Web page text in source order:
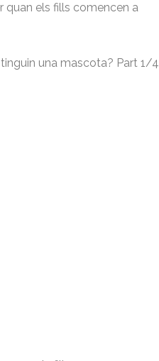
quan els fills comencen a
una mascota? Part 1/4